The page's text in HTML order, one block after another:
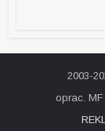
2003-
oprac. MF